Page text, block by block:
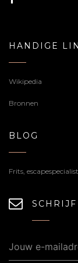
HANDIGE
Wikipedia
Bronnen
BLOG
Frits, escapespecialist